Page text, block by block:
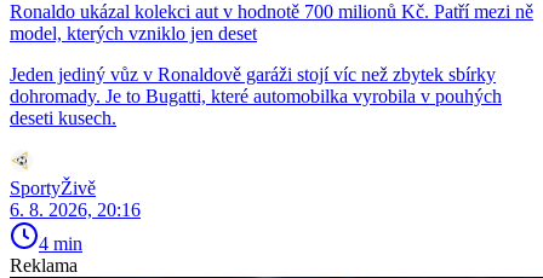
Ronaldo ukázal kolekci aut v hodnotě 700 milionů Kč. Patří mezi ně
model, kterých vzniklo jen deset
Jeden jediný vůz v Ronaldově garáži stojí víc než zbytek sbírky
dohromady. Je to Bugatti, které automobilka vyrobila v pouhých
deseti kusech.
SportyŽivě
6. 8. 2026, 20:16
4 min
Reklama